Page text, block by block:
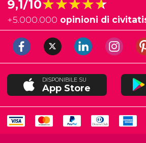
9,1/10★★★★★
★★★★★
+5.000.000 opinioni di
DISPONIBILE SU
App Store